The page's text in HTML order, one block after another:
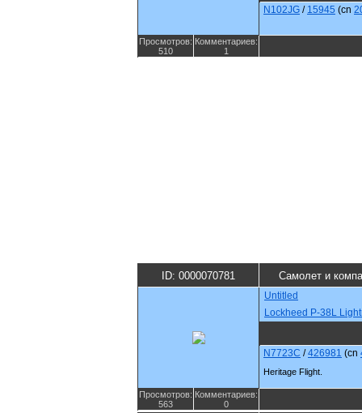
N102JG / 15945 (cn
Просмотров:
510
Комментариев:
1
ID: 0000070781 Самолет и
Untitled
Lockheed P-38L
N7723C /426981 (cn
Heritage Flight.
Просмотров:
563
Комментариев:
0